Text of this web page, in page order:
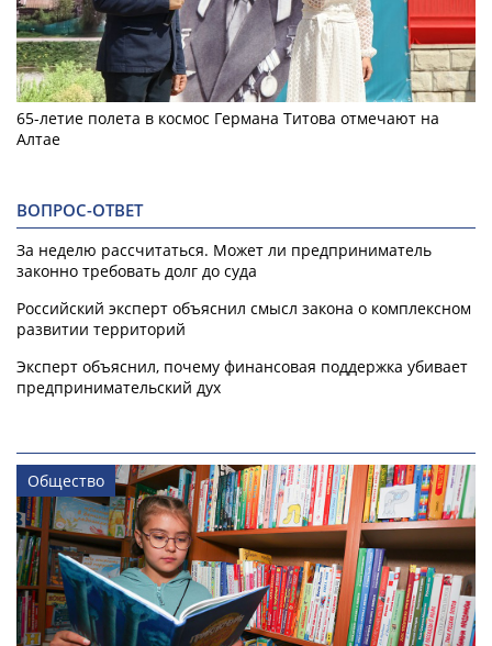
65-летие полета в космос Германа Титова отмечают на
Алтае
ВОПРОС-ОТВЕТ
За неделю рассчитаться. Может ли предприниматель
законно требовать долг до суда
Российский эксперт объяснил смысл закона о комплексном
развитии территорий
Эксперт объяснил, почему финансовая поддержка убивает
предпринимательский дух
Общество